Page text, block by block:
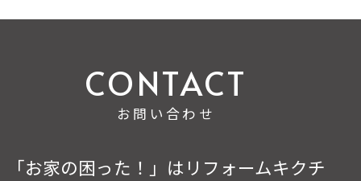
お問い合わせ
「お家の困った！」はリフォームキクチ